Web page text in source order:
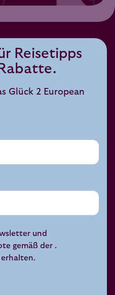
Reisetipps
Glück 2 European
und
gemäß der .
erhalten.